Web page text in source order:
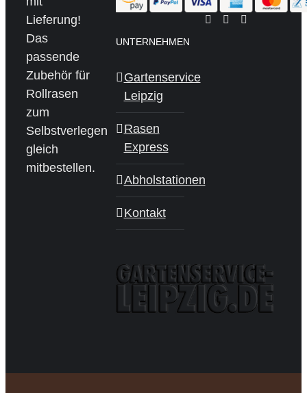
Lieferung!
Das
passende
Zubehör für
Rollrasen
zum
Selbstverlegen
gleich
mitbestellen.
UNTERNEHMEN
Gartenservice
Leipzig
Rasen
Express
Abholstationen
Kontakt